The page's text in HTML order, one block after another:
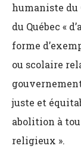
humaniste du
du Québec «
forme
ou scolaire
gouvernement
juste et
abolition à
religieux ».